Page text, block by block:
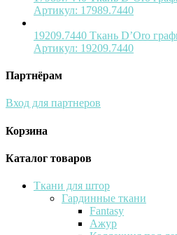
Артикул: 17989.7440
19209.7440 Ткань D’Oro
Артикул: 19209.7440
Партнёрам
Вход для партнеров
Корзина
Каталог товаров
Ткани для штор
Гардинные ткани
Fantasy
Ажур